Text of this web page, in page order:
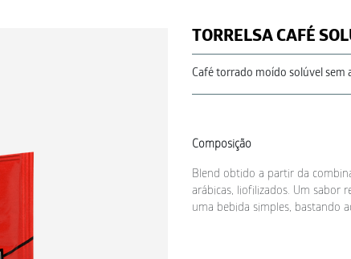
TORRELSA CAFÉ
Café torrado moído solúvel
Composição
Blend obtido a partir da
arábicas, liofilizados. Um sabor
uma bebida simples, bastando